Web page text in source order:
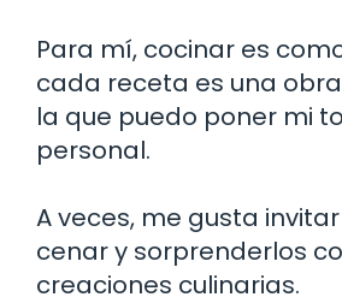
Para mí, cocinar es
cada receta es una
la que puedo poner mi
personal.
A veces, me gusta
cenar y sorprenderlos
creaciones culinarias.